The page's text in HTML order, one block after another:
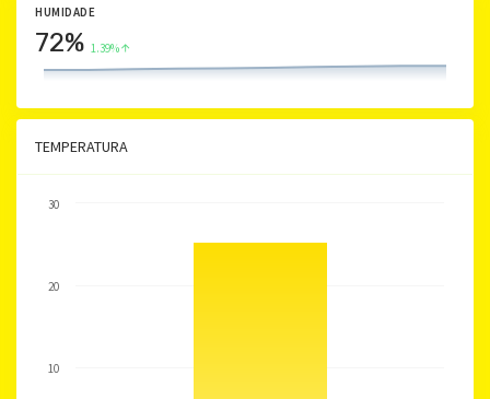
HUMIDADE
72% 1.39%
TEMPERATURA
10
20
30